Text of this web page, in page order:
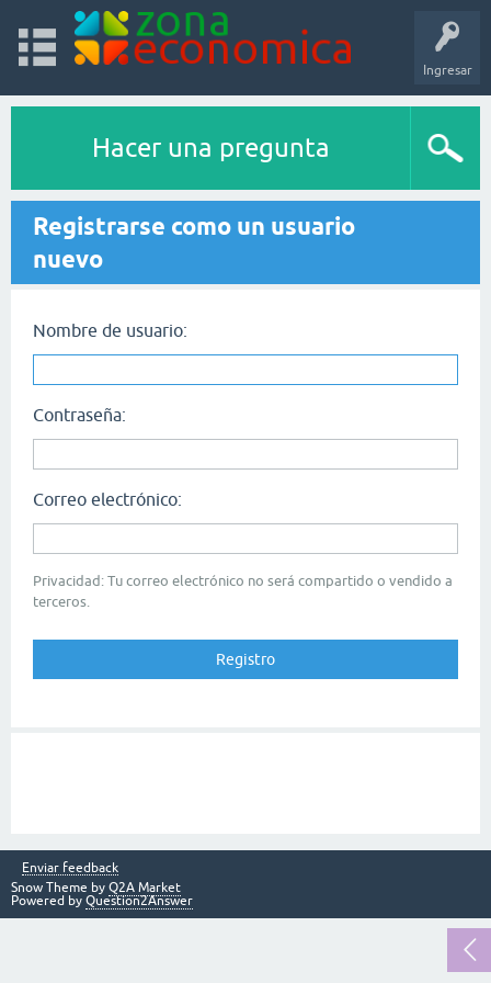
Ingresar
Hacer una pregunta
Registrarse como un usuario
nuevo
Nombre de usuario:
Contraseña:
Correo electrónico:
Privacidad: Tu correo electrónico no será compartido o vendido a
terceros.
Enviar feedback
Snow Theme by Q2A Market
Powered by Question2Answer